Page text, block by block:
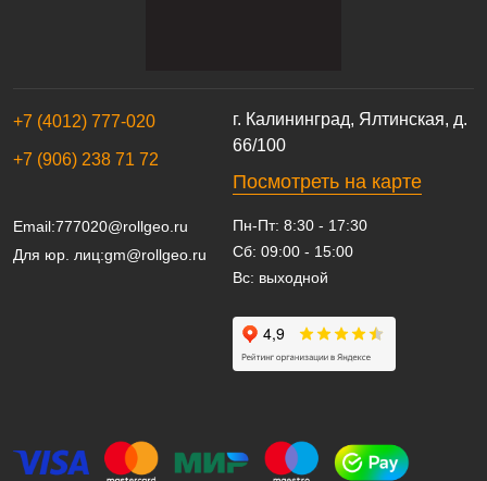
г. Калининград, Ялтинская, д.
66/100
Посмотреть на карте
+7 (4012) 777-020
+7 (906) 238 71 72
Email:777020@rollgeo.ru
Для юр. лиц:gm@rollgeo.ru
Пн-Пт: 8:30 - 17:30
Сб: 09:00 - 15:00
Вс: выходной